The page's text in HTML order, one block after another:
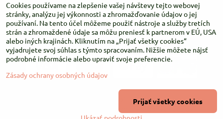
Otváracie hodiny:PO-ŠT 8:00 - 16:00
PIA-NE Zatvorené
Copyright
Zásady ochrany osobných údajov
Cookies používame na zlepšenie vašej návštevy tejto webovej
stránky, analýzu jej výkonnosti a zhromažďovanie údajov o jej
používaní. Na tento účel môžeme použiť nástroje a služby tretích
strán a zhromaždené údaje sa môžu preniesť k partnerom v EÚ, USA
alebo iných krajinách. Kliknutím na „Prijať všetky cookies“
vyjadrujete svoj súhlas s týmto spracovaním. Nižšie môžete nájsť
podrobné informácie alebo upraviť svoje preferencie.
Zásady ochrany osobných údajov
Prijať všetky cookies